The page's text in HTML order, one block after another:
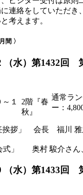
連絡をしていただき
考えます。
間 〉
（水）第1432回
１
2階『春
秋』
通常ラ
ー：
挨拶」 会長 福川
式」 奥村 駿介さん
（水）第1433回